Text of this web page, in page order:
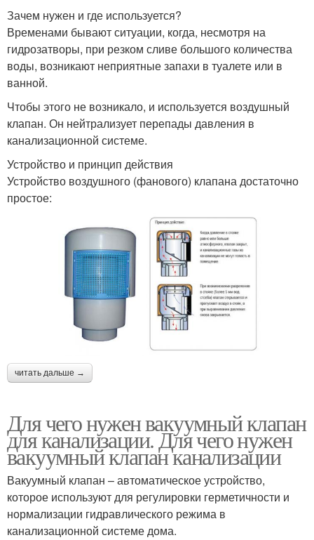
Зачем нужен и где используется?
Временами бывают ситуации, когда, несмотря на
гидрозатворы, при резком сливе большого количества
воды, возникают неприятные запахи в туалете или в
ванной.
Чтобы этого не возникало, и используется воздушный
клапан. Он нейтрализует перепады давления в
канализационной системе.
Устройство и принцип действия
Устройство воздушного (фанового) клапана достаточно
простое:
читать дальше →
Для чего нужен вакуумный клапан
для канализации. Для чего нужен
вакуумный клапан канализации
Вакуумный клапан – автоматическое устройство,
которое используют для регулировки герметичности и
нормализации гидравлического режима в
канализационной системе дома.